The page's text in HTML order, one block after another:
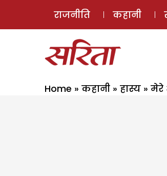
राजनीति कहानी
Home » कहानी » हास्य » मेरे